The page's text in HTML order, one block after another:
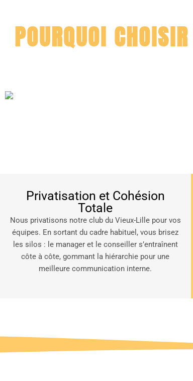
POURQUOI
Privatisation et Cohésion
Totale
Nous privatisons notre club du Vieux-Lille pour vos
équipes. En sortant du cadre habituel, vous brisez
les silos : le manager et le conseiller s’entraînent
côte à côte, gommant la hiérarchie pour une
meilleure communication interne.